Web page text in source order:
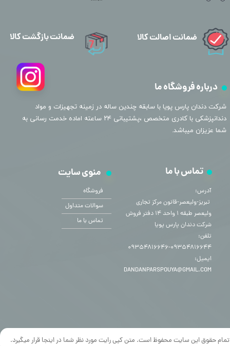
تمام حقوق این سایت محفوظ است. متن کپی رایت مورد نظر شما در اینجا قرار میگیرد.
درباره فروشگاه ما
​شرکت دندان پارس پویا با سابقه چندین ساله در زمینه تجهیزات و مواد
دندانپزشکی با کادری متخصص ،پشتیبانی ۲۴ ساعته اماده خدمت رسانی به
شما عزیزان میباشد.
منوی سایت
فروشگاه
سوالات متداول
تماس با ما
تماس با ما
آدرس:
​​​​​​​ تبریز-ولیعصر-قانون مرکز تجاری
ولیعصر طبقه ۱ واحد ۱۴ دفتر فروش
شرکت دندان پارس پویا
تلفن:
۰۹۳۵۴۸۱۶۶۴۴-۰۹۳۵۴۸۱۶۶۴۶
ایمیل:
DANDANPARSPOUYA@GMAIL.COM
ضمانت اصالت کالا ضمانت بازگشت کالا